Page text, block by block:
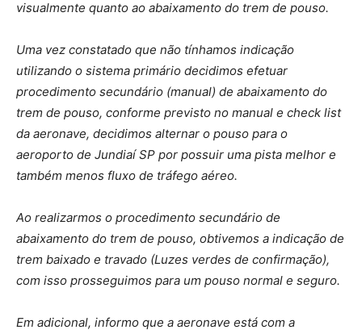
visualmente quanto ao abaixamento do trem de pouso.
Uma vez constatado que não tínhamos indicação
utilizando o sistema primário decidimos efetuar
procedimento secundário (manual) de abaixamento do
trem de pouso, conforme previsto no manual e check list
da aeronave, decidimos alternar o pouso para o
aeroporto de Jundiaí SP por possuir uma pista melhor e
também menos fluxo de tráfego aéreo.
Ao realizarmos o procedimento secundário de
abaixamento do trem de pouso, obtivemos a indicação de
trem baixado e travado (Luzes verdes de confirmação),
com isso prosseguimos para um pouso normal e seguro.
Em adicional, informo que a aeronave está com a